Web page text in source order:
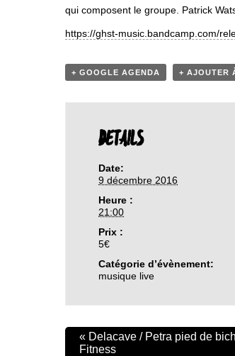
qui composent le groupe. Patrick
https://ghst-music.bandcamp.com/
+ GOOGLE AGENDA + AJOUTER
DETAILS
Date:
9 décembre 2016
Heure :
21:00
Prix :
5€
Catégorie d’évènement:
musique live
« Delacave / Petra pied de
Fitness